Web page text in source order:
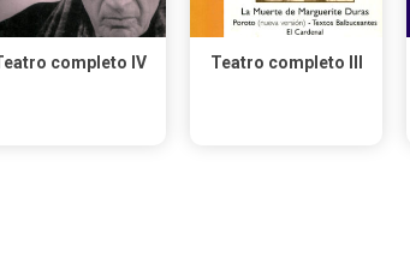
completo IV Teatro completo III